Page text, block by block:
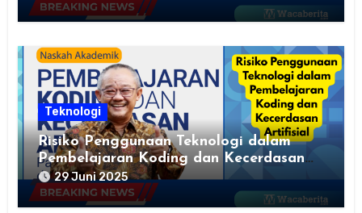
Teknologi
Risiko Penggunaan Teknologi dalam
Pembelajaran Koding dan Kecerdasan
Artifisial
29 Juni 2025